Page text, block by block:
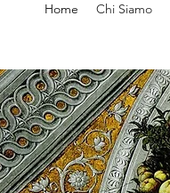
Home Chi Siamo